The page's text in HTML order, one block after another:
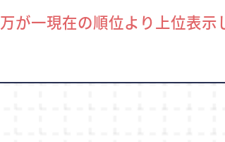
万が一現在の順位より上位表示